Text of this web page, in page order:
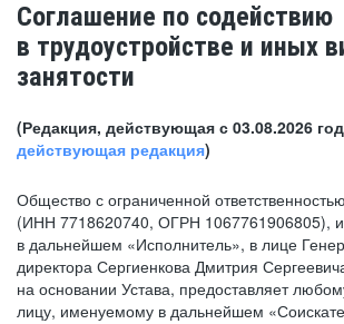
Соглашение по содействию
в трудоустройстве и иных
занятости
(Редакция, действующая с 03.08.2026
действующая редакция)
Общество с ограниченной
(ИНН 7718620740, ОГРН 1067761906805),
в дальнейшем «Исполнитель», в лице
директора Сергиенкова Дмитрия
на основании Устава, предоставляет
лицу, именуемому в дальнейшем